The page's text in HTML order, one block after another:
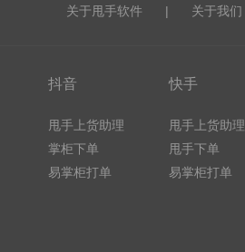
关于甩手软件 | 关于我们
抖音
甩手上货助理
掌柜下单
易掌柜打单
快手
甩手上货助理
甩手下单
易掌柜打单